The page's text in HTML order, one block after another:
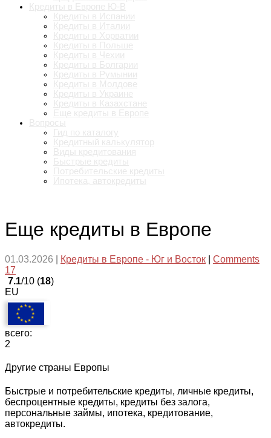
Еще кредиты в Европе
01.03.2026 Кредиты в Европе - Юг и Восток
Comments
17
7.1/10 (18)
EU
всего:
2
Другие страны Европы
Быстрые и потребительские кредиты, личные кредиты,
беспроцентные кредиты, кредиты без залога,
персональные займы, ипотека, кредитование,
автокредиты.